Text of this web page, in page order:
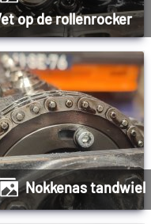
Vet op de rollenrocker
Nokkenas tandwiel